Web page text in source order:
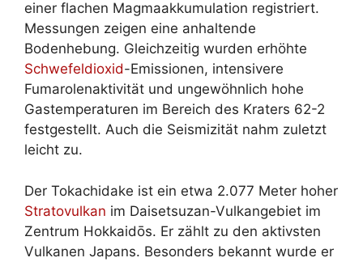
einer flachen Magmaakkumulation registriert.
Messungen zeigen eine anhaltende
Bodenhebung. Gleichzeitig wurden erhöhte
Schwefeldioxid-Emissionen, intensivere
Fumarolenaktivität und ungewöhnlich hohe
Gastemperaturen im Bereich des Kraters 62-2
festgestellt. Auch die Seismizität nahm zuletzt
leicht zu.
Der Tokachidake ist ein etwa 2.077 Meter hoher
Stratovulkan im Daisetsuzan-Vulkangebiet im
Zentrum Hokkaidōs. Er zählt zu den aktivsten
Vulkanen Japans. Besonders bekannt wurde er